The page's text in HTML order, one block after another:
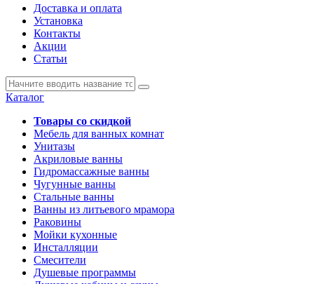
Доставка и оплата
Установка
Контакты
Акции
Статьи
Каталог
Товары со скидкой
Мебель для ванных комнат
Унитазы
Акриловые ванны
Гидромассажные ванны
Чугунные ванны
Стальные ванны
Ванны из литьевого мрамора
Раковины
Мойки кухонные
Инсталляции
Смесители
Душевые программы